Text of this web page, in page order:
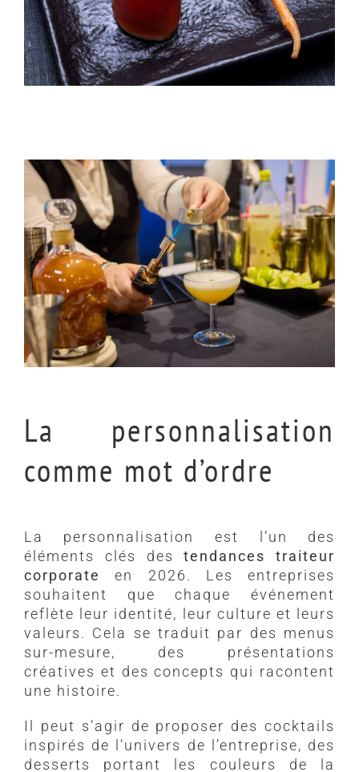
La personnalisation
comme mot d’ordre
La personnalisation est l’un des
éléments clés destendances traiteur
corporate
en 2026. Les entreprises
souhaitent que chaque événement
reflète leur identité, leur culture et leurs
valeurs. Cela se traduit par des menus
sur-mesure, des présentations
créatives et des concepts qui racontent
une histoire.
Il peut s’agir de proposer des cocktails
inspirés de l’univers de l’entreprise, des
desserts portant les couleurs de la